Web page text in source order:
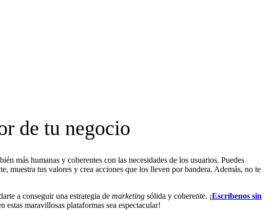
de tu negocio
más humanas y coherentes con las necesidades de los usuarios. Puedes
muestra tus valores y crea acciones que los lleven por bandera. Además, no te
a conseguir una estrategia de marketing sólida y coherente. ¡Escríbenos sin
estas maravillosas plataformas sea espectacular!